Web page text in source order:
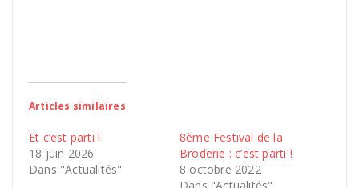
Articles similaires
Et c’est parti !
18 juin 2026
Dans "Actualités"
8ème Festival de la
Broderie : c’est parti !
8 octobre 2022